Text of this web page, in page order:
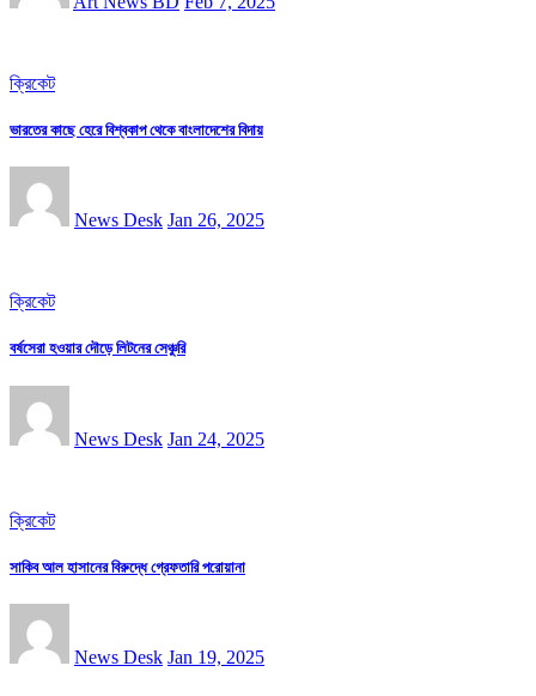
ক্রিকেট
ভারতের কাছে হেরে বিশ্বকাপ থেকে বাংলাদেশের বিদায়
News Desk Jan 26, 2025
ক্রিকেট
বর্ষসেরা হওয়ার দৌড়ে লিটনের সেঞ্চুরি
News Desk Jan 24, 2025
ক্রিকেট
সাকিব আল হাসানের বিরুদ্ধে গ্রেফতারি পরোয়ানা
News Desk Jan 19, 2025